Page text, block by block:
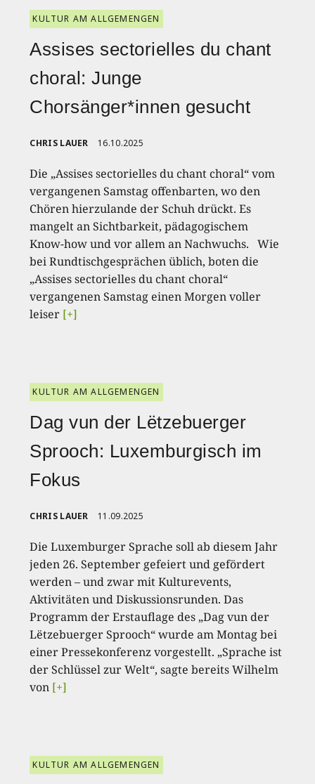
KULTUR AM ALLGEMENGEN
Assises sectorielles du chant
choral: Junge
Chorsänger*innen gesucht
CHRIS LAUER 16.10.2025
Die „Assises sectorielles du chant choral“ vom
vergangenen Samstag offenbarten, wo den
Chören hierzulande der Schuh drückt. Es
mangelt an Sichtbarkeit, pädagogischem
Know-how und vor allem an Nachwuchs. Wie
bei Rundtischgesprächen üblich, boten die
„Assises sectorielles du chant choral“
vergangenen Samstag einen Morgen voller
leiser [+]
KULTUR AM ALLGEMENGEN
Dag vun der Lëtzebuerger
Sprooch: Luxemburgisch im
Fokus
CHRIS LAUER 11.09.2025
Die Luxemburger Sprache soll ab diesem Jahr
jeden 26. September gefeiert und gefördert
werden – und zwar mit Kulturevents,
Aktivitäten und Diskussionsrunden. Das
Programm der Erstauflage des „Dag vun der
Lëtzebuerger Sprooch“ wurde am Montag bei
einer Pressekonferenz vorgestellt. „Sprache ist
der Schlüssel zur Welt“, sagte bereits Wilhelm
von [+]
KULTUR AM ALLGEMENGEN